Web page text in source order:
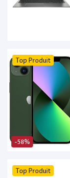
-58%
Top Produit
Top Produit